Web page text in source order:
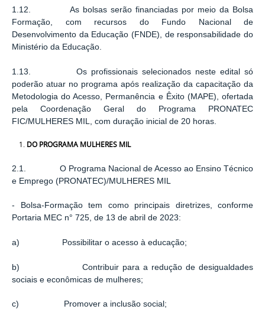
1.12. As bolsas serão financiadas por meio da Bolsa
Formação, com recursos do Fundo Nacional de
Desenvolvimento da Educação (FNDE), de responsabilidade do
Ministério da Educação.
1.13. Os profissionais selecionados neste edital só
poderão atuar no programa após realização da capacitação da
Metodologia do Acesso, Permanência e Êxito (MAPE), ofertada
pela Coordenação Geral do Programa PRONATEC
FIC/MULHERES MIL, com duração inicial de 20 horas.
DO PROGRAMA MULHERES MIL
2.1. O Programa Nacional de Acesso ao Ensino Técnico
e Emprego (PRONATEC)/MULHERES MIL
- Bolsa-Formação tem como principais diretrizes, conforme
Portaria MEC n° 725, de 13 de abril de 2023:
a) Possibilitar o acesso à educação;
b) Contribuir para a redução de desigualdades
sociais e econômicas de mulheres;
c) Promover a inclusão social;